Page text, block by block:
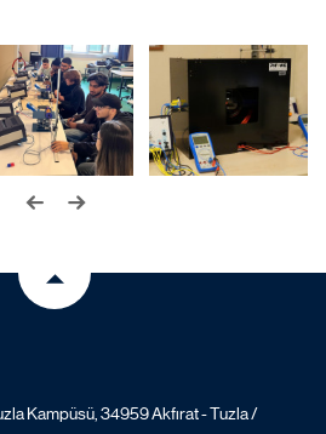
Kampüsü, 34959 Akfırat - Tuzla /